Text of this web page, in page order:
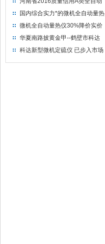
量热仪
国内综合实力*的微机全自动量热
仪制造企业
微机全自动量热仪30%降价实价
出售
华夏南路披黄金甲--鹤壁市科达
仪器仪表有限公司
科达新型微机定硫仪 已步入市场